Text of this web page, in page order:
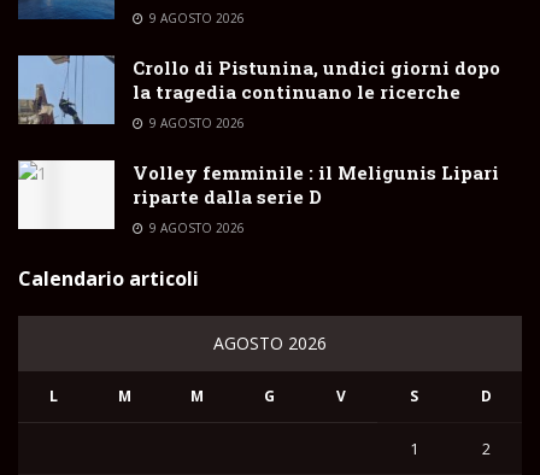
9 AGOSTO 2026
Crollo di Pistunina, undici giorni dopo
la tragedia continuano le ricerche
9 AGOSTO 2026
Volley femminile : il Meligunis Lipari
riparte dalla serie D
9 AGOSTO 2026
Calendario articoli
AGOSTO 2026
L M M G V S D
1 2